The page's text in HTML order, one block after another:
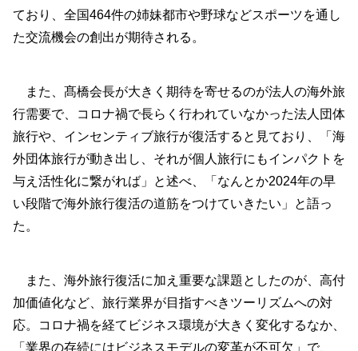
ており、全国464件の姉妹都市や野球などスポーツを通し
た交流機会の創出が期待される。
また、髙橋会長が大きく期待を寄せるのが法人の海外旅
行需要で、コロナ禍で長らく行われていなかった法人団体
旅行や、インセンティブ旅行が復活すると見ており、「海
外団体旅行が動き出し、それが個人旅行にもインパクトを
与え活性化に繋がれば」と述べ、「なんとか2024年の早
い段階で海外旅行復活の道筋をつけていきたい」と語っ
た。
また、海外旅行復活に加え重要な課題としたのが、高付
加価値化など、旅行業界が目指すべきツーリズムへの対
応。コロナ禍を経てビジネス環境が大きく変化するなか、
「業界の存続にはビジネスモデルの変革が不可欠」で、